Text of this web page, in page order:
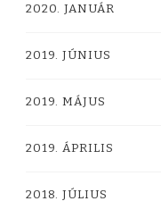
2020. JANUÁR
2019. JÚNIUS
2019. MÁJUS
2019. ÁPRILIS
2018. JÚLIUS